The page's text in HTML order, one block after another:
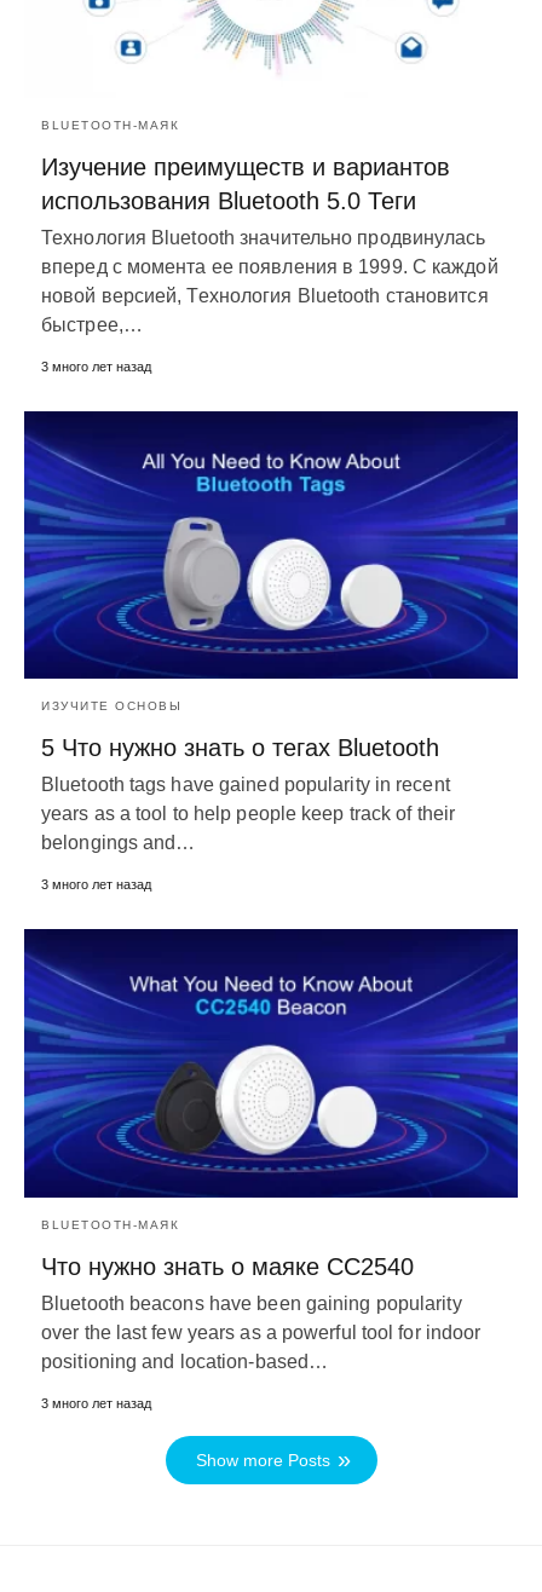
BLUETOOTH-МАЯК
Изучение преимуществ и вариантов
использования Bluetooth 5.0 Теги
Технология Bluetooth значительно продвинулась
вперед с момента ее появления в 1999. С каждой
новой версией, Технология Bluetooth становится
быстрее,…
3 много лет назад
ИЗУЧИТЕ ОСНОВЫ
5 Что нужно знать о тегах Bluetooth
Bluetooth tags have gained popularity in recent
years as a tool to help people keep track of their
belongings and …
3 много лет назад
BLUETOOTH-МАЯК
Что нужно знать о маяке CC2540
Bluetooth beacons have been gaining popularity
over the last few years as a powerful tool for indoor
positioning and location-based …
3 много лет назад
Show more Posts